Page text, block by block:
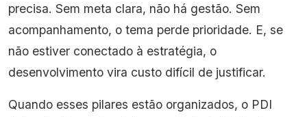
precisa. Sem meta clara, não há gestão. Sem
acompanhamento, o tema perde prioridade. E, se
não estiver conectado à estratégia, o
desenvolvimento vira custo difícil de justificar.
Quando esses pilares estão organizados, o PDI